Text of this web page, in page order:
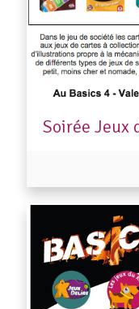
Soirée Jeux